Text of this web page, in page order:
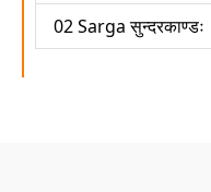
02 Sarga सुन्दरकाण्डः